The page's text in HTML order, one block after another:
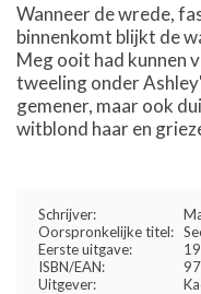
Wanneer de wrede,
binnenkomt blijkt de
Meg ooit had kunnen
tweeling onder
gemener, maar ook
witblond haar en
Schrijver:
Oorspronkelijke titel:
Eerste uitgave:
ISBN/EAN:
Uitgever: